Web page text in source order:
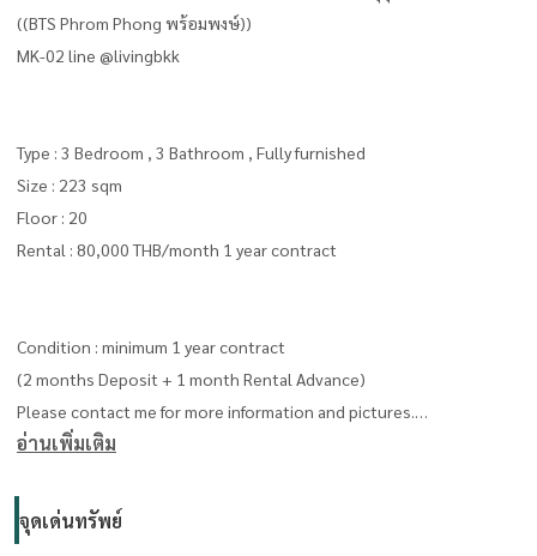
((BTS Phrom Phong พร้อมพงษ์))
MK-02 line @livingbkk
Type : 3 Bedroom , 3 Bathroom , Fully furnished
Size : 223 sqm
Floor : 20
Rental : 80,000 THB/month 1 year contract
Condition : minimum 1 year contract
(2 months Deposit + 1 month Rental Advance)
Please contact me for more information and pictures.
Line id/ Tel:
อ่านเพิ่มเติม
จุดเด่นทรัพย์